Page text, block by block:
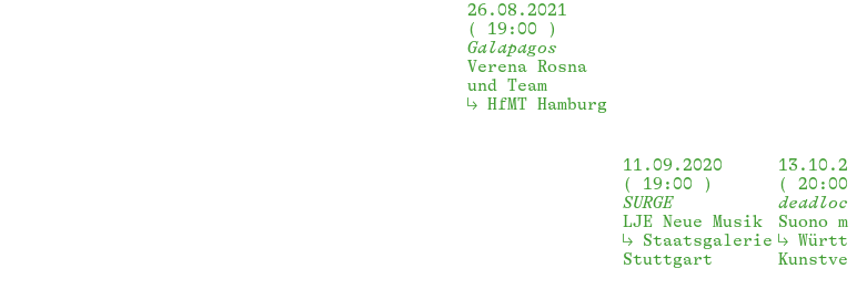
26.08.2021
19:00
Galapagos
Verena Rosna
und Team
HfMT Hamburg
11.09.2020
19:00
SURGE
LJE Neue Musik
Staatsgalerie
Stuttgart
20:00
Suono